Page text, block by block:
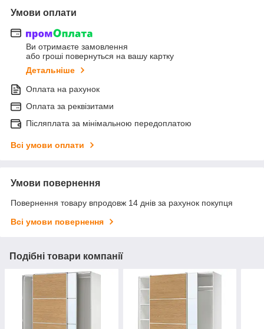
Умови оплати
Ви отримаєте замовлення
або гроші повернуться на вашу картку
Детальніше
Оплата на рахунок
Оплата за реквізитами
Післяплата за мінімальною передоплатою
Всі умови оплати
Умови повернення
Повернення товару впродовж 14 днів за рахунок покупця
Всі умови повернення
Подібні товари компанії